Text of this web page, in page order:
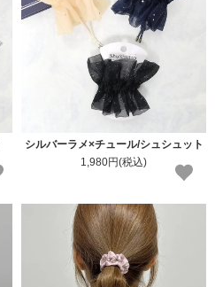
シルバーラメ×チュール/シュシュット
1,980円(税込)